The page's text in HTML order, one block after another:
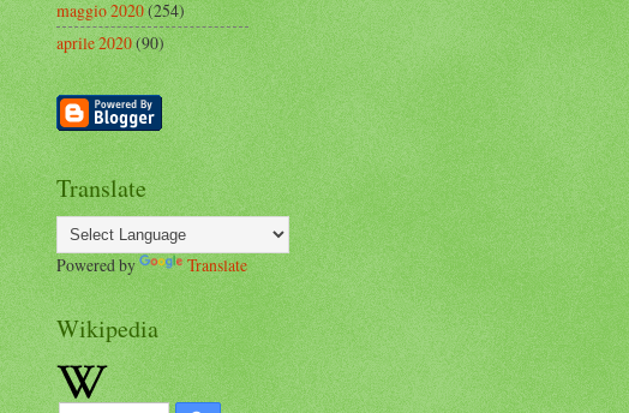
maggio 2020(254)
aprile 2020(90)
Translate
Powered by Translate
Wikipedia